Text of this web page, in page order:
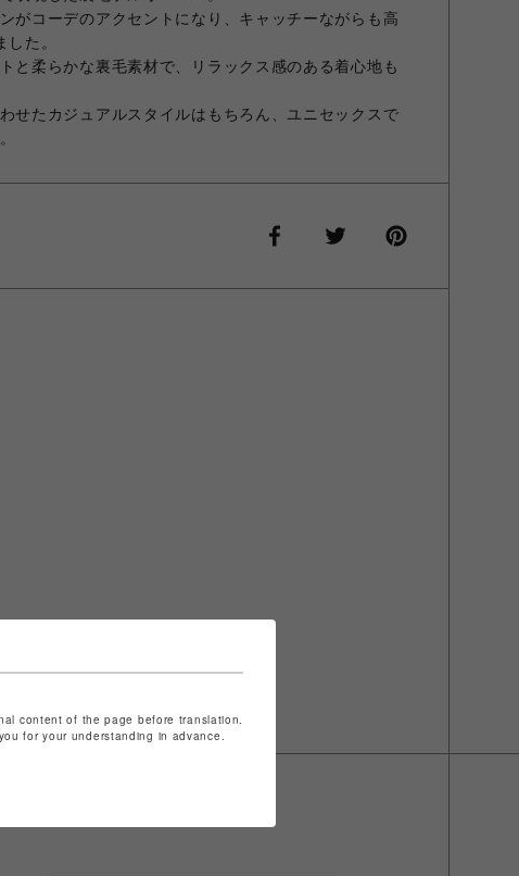
がコーデのアクセントになり、キャッチーながらも高
た。
と柔らかな裏毛素材で、リラックス感のある着心地も
せたカジュアルスタイルはもちろん、ユニセックスで
content of the page before translation.
for your understanding in advance.